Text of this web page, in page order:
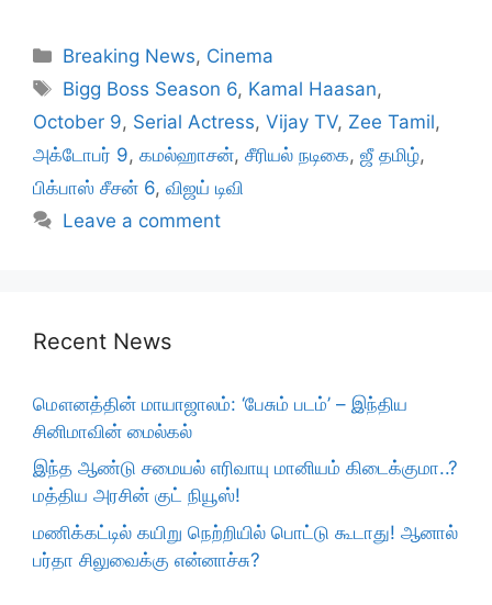
Categories
Breaking News, Cinema
Tags
Bigg Boss Season 6, Kamal Haasan,
October 9, Serial Actress, Vijay TV, Zee Tamil,
அக்டோபர் 9, கமல்ஹாசன், சீரியல் நடிகை, ஜீ தமிழ்,
பிக்பாஸ் சீசன் 6, விஜய் டிவி
Leave a comment
Recent News
மௌனத்தின் மாயாஜாலம்: ‘பேசும் படம்’ – இந்திய
சினிமாவின் மைல்கல்
இந்த ஆண்டு சமையல் எரிவாயு மானியம் கிடைக்குமா..?
மத்திய அரசின் குட் நியூஸ்!
மணிக்கட்டில் கயிறு நெற்றியில் பொட்டு கூடாது! ஆனால்
பர்தா சிலுவைக்கு என்னாச்சு?